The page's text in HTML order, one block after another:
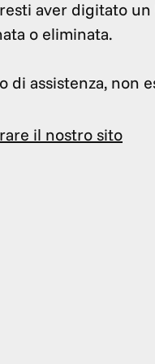
aver digitato
o eliminata.
di assistenza, non
il nostro sito